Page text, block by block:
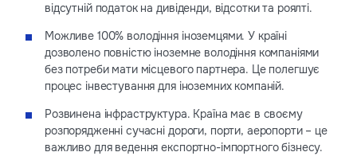
відсутній податок на дивіденди, відсотки та роялті.
Можливе 100% володіння іноземцями. У країні
дозволено повністю іноземне володіння компаніями
без потреби мати місцевого партнера. Це полегшує
процес інвестування для іноземних компаній.
Розвинена інфраструктура. Країна має в своєму
розпорядженні сучасні дороги, порти, аеропорти – це
важливо для ведення експортно-імпортного бізнесу.